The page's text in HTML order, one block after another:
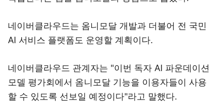
네이버클라우드는 옴니모달 개발과 더불어 전 국민
AI 서비스 플랫폼도 운영할 계획이다.
네이버클라우드 관계자는 "이번 독자 AI 파운데이션
모델 평가회에서 옴니모달 기능을 이용자들이 사용
할 수 있도록 선보일 예정이다"라고 말했다.